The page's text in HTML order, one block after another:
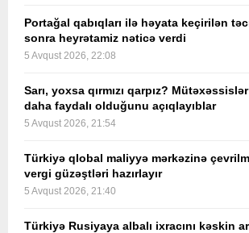
Portağal qabıqları ilə həyata keçirilən
sonra heyrətamiz nəticə verdi
5 Avqust 2026, 22:08
Sarı, yoxsa qırmızı qarpız?
daha faydalı olduğunu açıqlayıblar
5 Avqust 2026, 21:54
Türkiyə qlobal maliyyə mərkəzinə
vergi güzəştləri hazırlayır
5 Avqust 2026, 21:40
Türkiyə Rusiyaya albalı ixracını kəskin